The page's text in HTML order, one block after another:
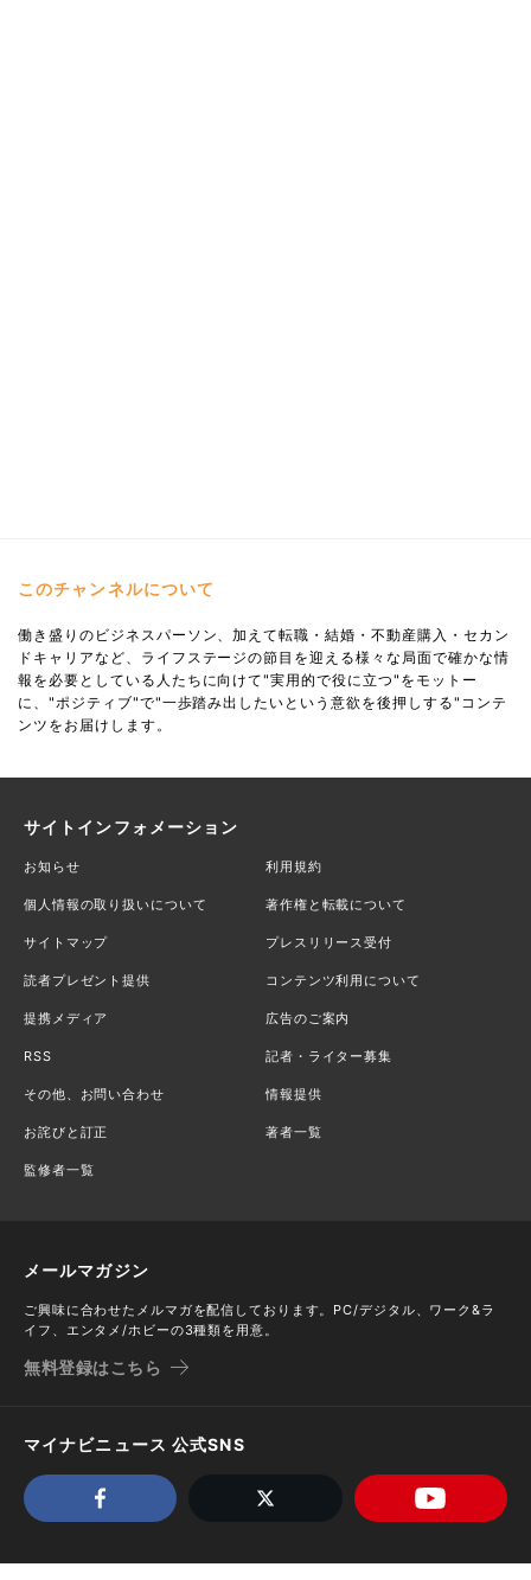
このチャンネルについて
働き盛りのビジネスパーソン、加えて転職・結婚・不動産購入・セカン
ドキャリアなど、ライフステージの節目を迎える様々な局面で確かな情
報を必要としている人たちに向けて"実用的で役に立つ"をモットー
に、"ポジティブ"で"一歩踏み出したいという意欲を後押しする"コンテ
ンツをお届けします。
サイトインフォメーション
お知らせ 利用規約
個人情報の取り扱いについて 著作権と転載について
サイトマップ プレスリリース受付
読者プレゼント提供 コンテンツ利用について
提携メディア 広告のご案内
RSS 記者・ライター募集
その他、お問い合わせ 情報提供
お詫びと訂正 著者一覧
監修者一覧
メールマガジン
ご興味に合わせたメルマガを配信しております。PC/デジタル、ワーク&ラ
イフ、エンタメ/ホビーの3種類を用意。
無料登録はこちら
マイナビニュース 公式SNS